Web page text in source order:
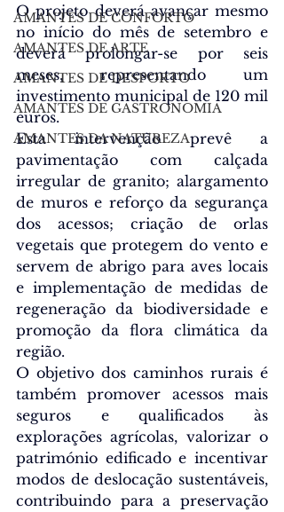
AMANTES DE CONFORTO
AMANTES DE ARTE
AMANTES DE DESPORTO
AMANTES DE GASTRONOMIA
AMANTES DA NATUREZA
O projeto deverá avançar mesmo
no início do mês de setembro e
deverá prolongar-se por seis
meses, representando um
investimento municipal de 120 mil
euros.
Esta intervenção prevê a
pavimentação com calçada
irregular de granito; alargamento
de muros e reforço da segurança
dos acessos; criação de orlas
vegetais que protegem do vento e
servem de abrigo para aves locais
e implementação de medidas de
regeneração da biodiversidade e
promoção da flora climática da
região.
O objetivo dos caminhos rurais é
também promover acessos mais
seguros e qualificados às
explorações agrícolas, valorizar o
património edificado e incentivar
modos de deslocação sustentáveis,
contribuindo para a preservação